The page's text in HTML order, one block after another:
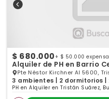
$ 680.000 + $ 50.000
Alquiler de PH en Barrio
Pte Néstor Kirchner Al 5600,
3 ambientes | 2 dormitorios |
PH en Alquiler en Tristán Suárez,